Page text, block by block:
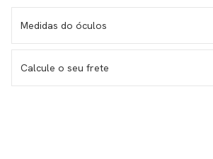
Medidas do óculos
Medida da lente – 53 mm
Medida do frontal total –
Calcule o seu frete